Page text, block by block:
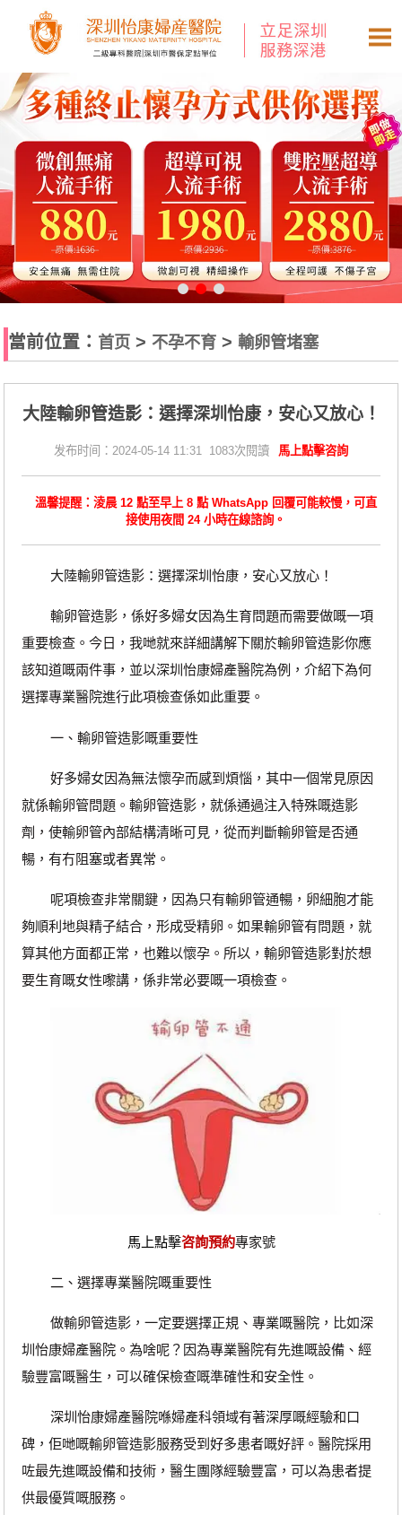
當前位置： 首页 > 不孕不育 >輸卵管堵塞
大陸輸卵管造影：選擇深圳怡康，安心又放心！
发布时间：2024-05-14 11:31 1083次閱讀 馬上點擊咨詢
溫馨提醒：淩晨 12 點至早上 8 點 WhatsApp 回覆可能較慢，可直
接使用夜間 24 小時在線諮詢。
大陸輸卵管造影：選擇深圳怡康，安心又放心！
輸卵管造影，係好多婦女因為生育問題而需要做嘅一項
重要檢查。今日，我哋就來詳細講解下關於輸卵管造影你應
該知道嘅兩件事，並以深圳怡康婦產醫院為例，介紹下為何
選擇專業醫院進行此項檢查係如此重要。
一、輸卵管造影嘅重要性
好多婦女因為無法懷孕而感到煩惱，其中一個常見原因
就係輸卵管問題。輸卵管造影，就係通過注入特殊嘅造影
劑，使輸卵管內部結構清晰可見，從而判斷輸卵管是否通
暢，有冇阻塞或者異常。
呢項檢查非常關鍵，因為只有輸卵管通暢，卵細胞才能
夠順利地與精子結合，形成受精卵。如果輸卵管有問題，就
算其他方面都正常，也難以懷孕。所以，輸卵管造影對於想
要生育嘅女性嚟講，係非常必要嘅一項檢查。
馬上點擊咨詢預約專家號
二、選擇專業醫院嘅重要性
做輸卵管造影，一定要選擇正規、專業嘅醫院，比如深
圳怡康婦產醫院。為啥呢？因為專業醫院有先進嘅設備、經
驗豐富嘅醫生，可以確保檢查嘅準確性和安全性。
深圳怡康婦產醫院喺婦產科領域有著深厚嘅經驗和口
碑，佢哋嘅輸卵管造影服務受到好多患者嘅好評。醫院採用
咗最先進嘅設備和技術，醫生團隊經驗豐富，可以為患者提
供最優質嘅服務。